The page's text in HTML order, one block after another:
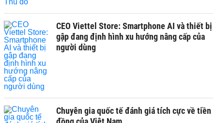
CEO Viettel Store: Smartphone AI và thiết bị
gập đang định hình xu hướng nâng cấp của
người dùng
Chuyên gia quốc tế đánh giá tích cực về tiền